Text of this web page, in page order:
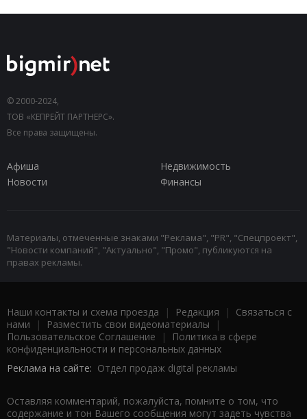
© 2000-2024,
ТОВ «КЕПРЕЙТ ПАРТНЕРС».
Все права защищены.
Афиша
Недвижимость
Новости
Финансы
Материалы, отмеченные знаками "Реклама", "PR", "Спецпроект",
"Новости компаний", "Актуально", "Промо", публикуются на
правах рекламы.
Наши контакты и схема проезда | Редакция | Связаться с
нами | Разместить свои видеоматериалы |
Пользовательское Соглашение |
Политика в сфере
конфиденциальности и персональных данных
Реклама на сайте: Отдел продаж digital рекламы
Оставляя комментарий, пожалуйста, помните о том, что
содержание и тон Вашего сообщения могут задеть чувства